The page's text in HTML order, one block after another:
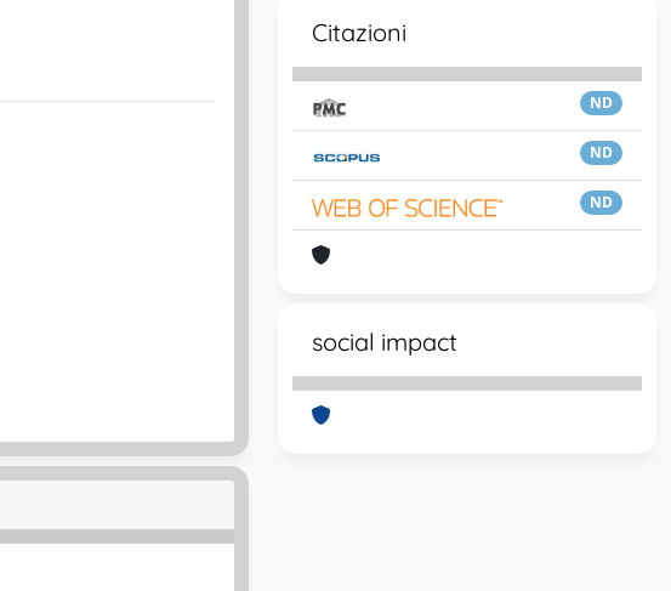
Citazioni
ND
ND
ND
social impact